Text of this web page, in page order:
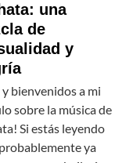
una
de
y
y bienvenidos a mi
sobre la música de
Si estás leyendo
ya